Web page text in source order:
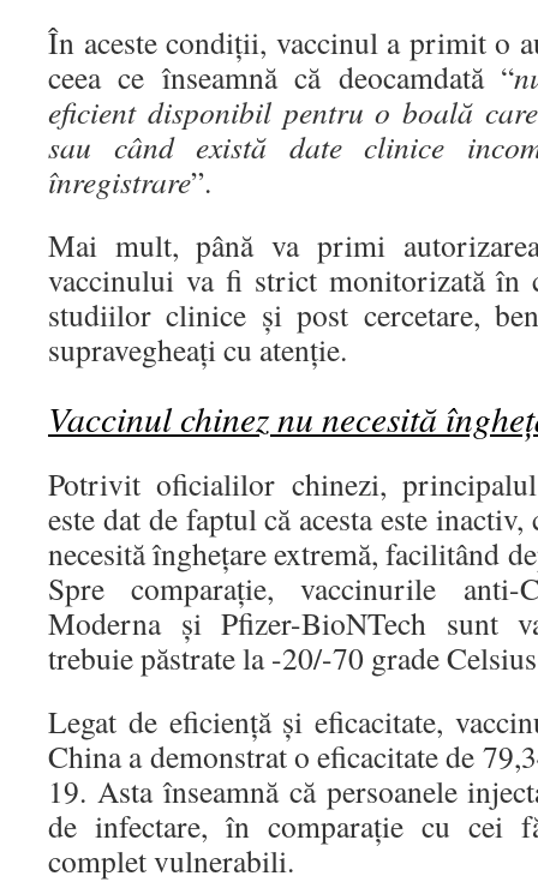
În aceste condiții, vaccinul a primit o
ceea ce înseamnă că deocamdată “
eficient disponibil pentru o boală
sau când există date clinice
înregistrare”.
Mai mult, până va primi
vaccinului va fi strict monitorizată în
studiilor clinice și post cercetare,
supravegheați cu atenție.
Vaccinul chinez nu necesită
Potrivit oficialilor chinezi,
este dat de faptul că acesta este inactiv,
necesită înghețare extremă, facilitând
Spre comparație, vaccinurile anti-
Moderna și Pfizer-BioNTech sunt
trebuie păstrate la -20/-70 grade
Legat de eficiență și eficacitate,
China a demonstrat o eficacitate de
19. Asta înseamnă că persoanele
de infectare, în comparație cu cei
complet vulnerabili.